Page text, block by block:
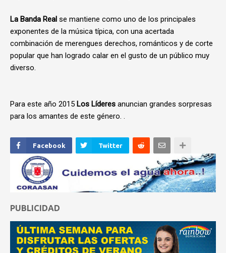
La Banda Real se mantiene como uno de los principales
exponentes de la música típica, con una acertada
combinación de merengues derechos, románticos y de corte
popular que han logrado calar en el gusto de un público muy
diverso.
Para este año 2015 Los Líderes anuncian grandes sorpresas
para los amantes de este género. .
Facebook Twitter
PUBLICIDAD